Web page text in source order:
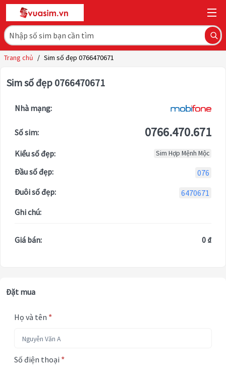
Trang chủ / Sim số đẹp 0766470671
Sim số đẹp 0766470671
Nhà mạng:
Số sim: 0766.470.671
Kiểu số đẹp: Sim Hợp Mệnh Mộc
Đầu số đẹp:
076
Đuôi số đẹp:
6470671
Ghi chú:
Giá bán: 0 ₫
Đặt mua
Họ và tên *
Số điện thoại *